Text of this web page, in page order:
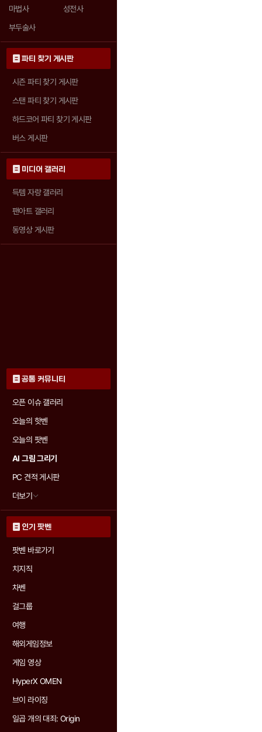
마법사
성전사
부두술사
파티 찾기 게시판
시즌 파티 찾기 게시판
스탠 파티 찾기 게시판
하드코어 파티 찾기 게시판
버스 게시판
미디어 갤러리
득템 자랑 갤러리
팬아트 갤러리
동영상 게시판
공통 커뮤니티
오픈 이슈 갤러리
오늘의 핫벤
오늘의 팟벤
AI 그림 그리기
PC 견적 게시판
더보기
인기 팟벤
팟벤 바로가기
치지직
차벤
걸그룹
여행
해외게임정보
게임 영상
HyperX OMEN
브이 라이징
일곱 개의 대죄: Origin